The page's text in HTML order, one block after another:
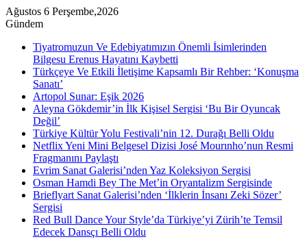
Ağustos 6 Perşembe,2026
Gündem
Tiyatromuzun Ve Edebiyatımızın Önemli İsimlerinden
Bilgesu Erenus Hayatını Kaybetti
Türkçeye Ve Etkili İletişime Kapsamlı Bir Rehber: ‘Konuşma
Sanatı’
Artopol Sunar: Eşik 2026
Aleyna Gökdemir’in İlk Kişisel Sergisi ‘Bu Bir Oyuncak
Değil’
Türkiye Kültür Yolu Festivali’nin 12. Durağı Belli Oldu
Netflix Yeni Mini Belgesel Dizisi José Mourınho’nun Resmi
Fragmanını Paylaştı
Evrim Sanat Galerisi’nden Yaz Koleksiyon Sergisi
Osman Hamdi Bey The Met’in Oryantalizm Sergisinde
Brieflyart Sanat Galerisi’nden ‘İlklerin İnsanı Zeki Sözer’
Sergisi
Red Bull Dance Your Style’da Türkiye’yi Zürih’te Temsil
Edecek Dansçı Belli Oldu